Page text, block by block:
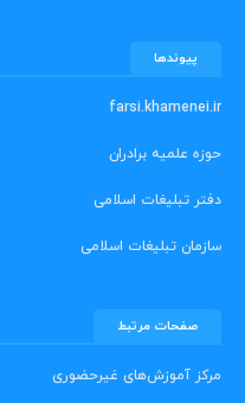
پیوندها
farsi.khamenei.ir
حوزه علمیه برادران
دفتر تبلیغات اسلامی
سازمان تبلیغات اسلامی
صفحات مرتبط
مرکز آموزش‌های غیرحضوری